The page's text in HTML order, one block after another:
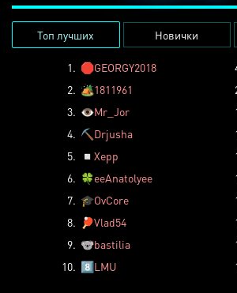
Топ лучших Новички
1. 🛑GEORGY2018
2. 🏕️1811961
3. 👁️Mr_Jor
4. ⛏️ Drjusha
5.
◽ Xepp
6. 🍀eeAnatolyee
7. 🎓OvCore
8.
🏓Vlad54
9. 🐨bastilia
10. 8️⃣LMU